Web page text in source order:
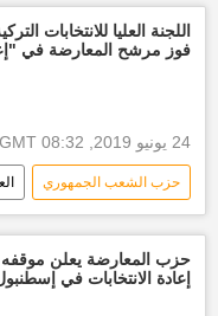
اللجنة العليا للانتخابات
فوز مرشح المعارضة في
24 يونيو 2019, 08:32 GMT
حزب الشعب الجمهوري
إسطنبول بن علي
حزب العدالة والتنمية
أخبار تركيا اليوم
حزب المعارضة يعلن موقفه
إعادة الانتخابات في